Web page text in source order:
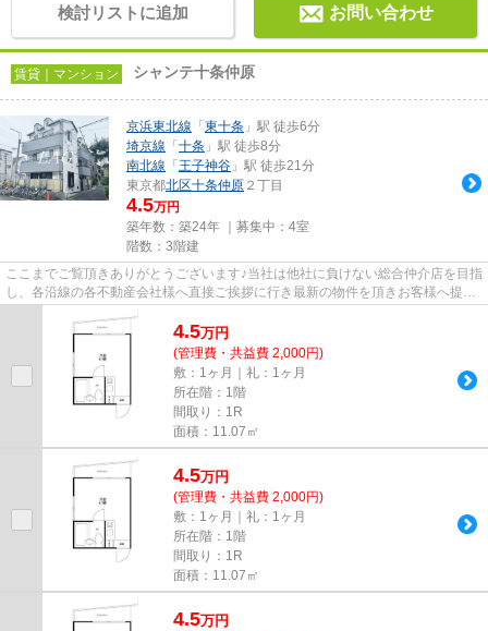
検討リストに追加 お問い合わせ
賃貸｜マンション シャンテ十条仲原
京浜東北線 「 東十条 」駅 徒歩6分
埼京線 「 十条 」駅 徒歩8分
南北線 「 王子神谷 」駅 徒歩21分
東京都北区十条仲原 ２丁目
4.5万円
築年数：築24年 ｜募集中： 4室
階数：3階建
ここまでご覧頂きありがとうございます♪当社は他社に負けない総合仲介店を目指
し、各沿線の各不動産会社様へ直接ご挨拶に行き最新の物件を頂きお客様へ提供
4.5万円
(管理費・共益費 2,000円)
敷：1ヶ月｜礼：1ヶ月
所在階：1階
間取り：1R
面積：11.07㎡
4.5万円
(管理費・共益費 2,000円)
敷：1ヶ月｜礼：1ヶ月
所在階：1階
間取り：1R
面積：11.07㎡
4.5万円